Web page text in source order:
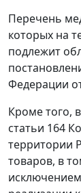
Перечень
которых на
подлежит
Федерации
Кроме того,
статьи 164
территории
товаров, в